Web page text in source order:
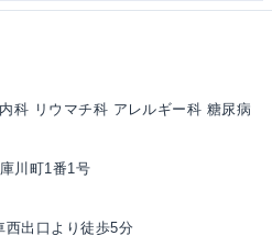
科 リウマチ科 アレルギー科 糖尿病
川町1番1号
西出口より徒歩5分